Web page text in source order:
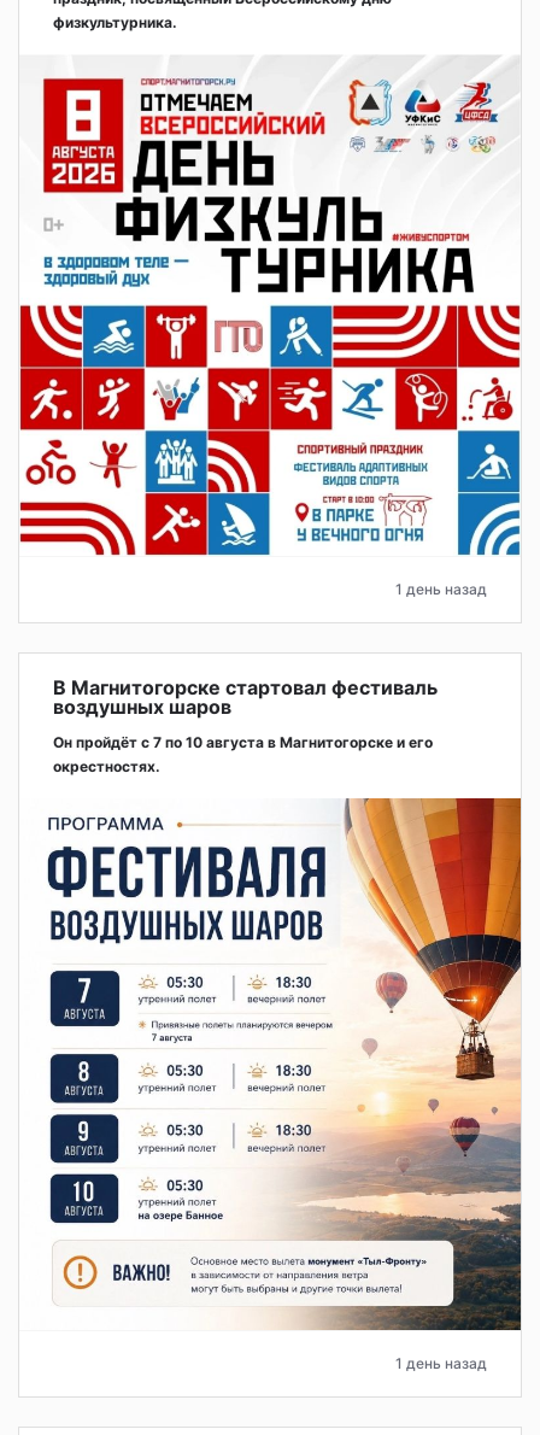
физкультурника.
1 день назад
В Магнитогорске стартовал фестиваль
воздушных шаров
Он пройдёт с 7 по 10 августа в Магнитогорске и его
окрестностях.
1 день назад